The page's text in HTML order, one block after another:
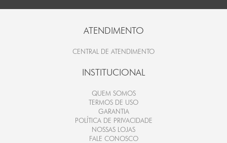
ATENDIMENTO
CENTRAL DE ATENDIMENTO
INSTITUCIONAL
QUEM SOMOS
TERMOS DE USO
GARANTIA
POLÍTICA DE PRIVACIDADE
NOSSAS LOJAS
FALE CONOSCO